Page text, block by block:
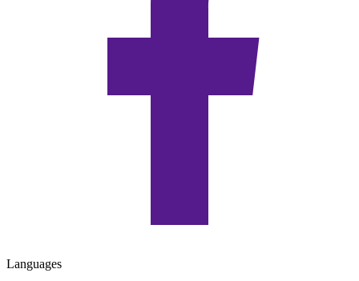
Languages